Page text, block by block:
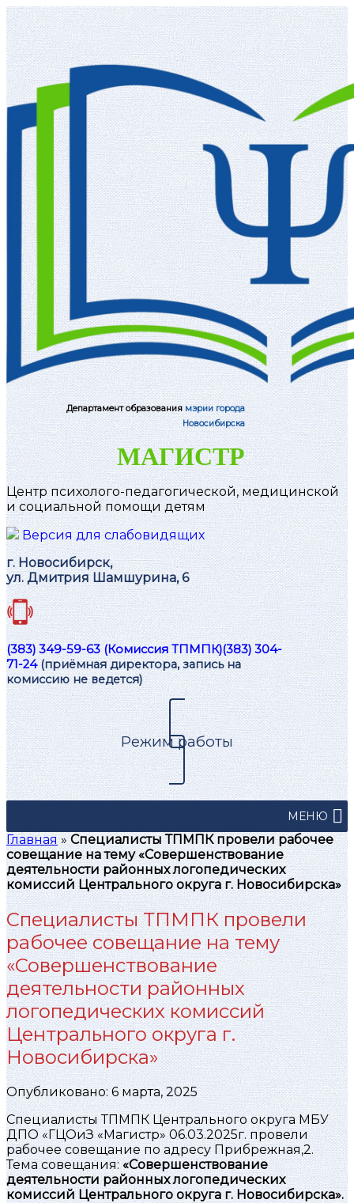
Департамент образованиямэрии города
Новосибирска
МАГИСТР
Центр психолого-педагогической, медицинской
и социальной помощи детям
Версия для слабовидящих
г. Новосибирск,
ул. Дмитрия Шамшурина, 6
(383) 349-59-63 (Комиссия ТПМПК)(383) 304-
71-24(приёмная директора, запись на
комиссию не ведется)
Режим работы
МЕНЮ
Главная » Специалисты ТПМПК провели рабочее
совещание на тему «Совершенствование
деятельности районных логопедических
комиссий Центрального округа г. Новосибирска»
Специалисты ТПМПК провели
рабочее совещание на тему
«Совершенствование
деятельности районных
логопедических комиссий
Центрального округа г.
Новосибирска»
Опубликовано: 6 марта, 2025
Специалисты ТПМПК Центрального округа МБУ
ДПО «ГЦОиЗ «Магистр» 06.03.2025г. провели
рабочее совещание по адресу Прибрежная,2.
Тема совещания:«Совершенствование
деятельности районных логопедических
комиссий Центрального округа г. Новосибирска».